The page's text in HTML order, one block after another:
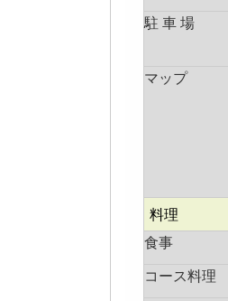
駐 車 場
マップ
料理
食事
コース料理